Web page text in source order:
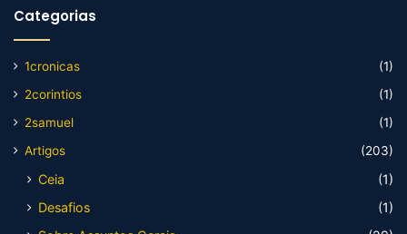
Categorias
1cronicas
(1)
2corintios
(1)
2samuel
(1)
Artigos
(203)
Ceia
(1)
Desafios
(1)